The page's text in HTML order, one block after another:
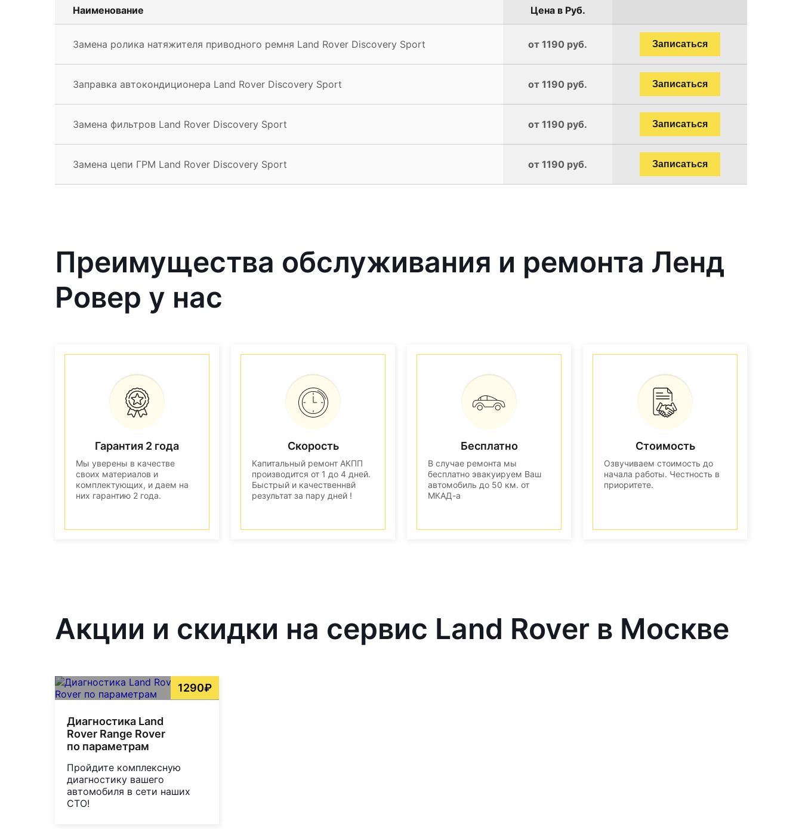
Наименование Цена в Руб.
Замена ролика натяжителя приводного ремня Land Rover Discovery Sport от 1190 руб. Записаться
Заправка автокондиционера Land Rover Discovery Sport от 1190 руб. Записаться
Замена фильтров Land Rover Discovery Sport от 1190 руб. Записаться
Замена цепи ГРМ Land Rover Discovery Sport от 1190 руб. Записаться
Преимущества обслуживания и ремонта Ленд
Ровер у нас
Гарантия 2 года
Мы уверены в качестве
своих материалов и
комплектующих, и даем на
них гарантию 2 года.
Скорость
Капитальный ремонт АКПП
производится от 1 до 4 дней.
Быстрый и качественнвй
результат за пару дней !
Бесплатно
В случае ремонта мы
бесплатно эвакуируем Ваш
автомобиль до 50 км. от
МКАД-а
Стоимость
Озвучиваем стоимость до
начала работы. Честность в
приоритете.
Акции и скидки на сервис Land Rover в Москве
1290₽
Диагностика Land
Rover Range Rover
по параметрам
Пройдите комплексную
диагностику вашего
автомобиля в сети наших
СТО!